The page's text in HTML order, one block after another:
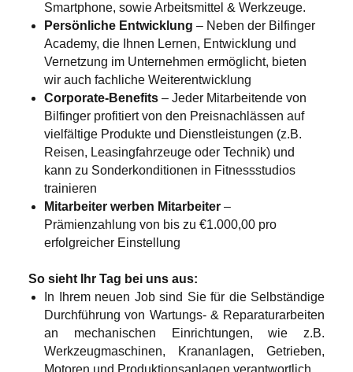
Smartphone, sowie Arbeitsmittel & Werkzeuge.
Persönliche Entwicklung – Neben der Bilfinger
Academy, die Ihnen Lernen, Entwicklung und
Vernetzung im Unternehmen ermöglicht, bieten
wir auch fachliche Weiterentwicklung
Corporate-Benefits – Jeder Mitarbeitende von
Bilfinger profitiert von den Preisnachlässen auf
vielfältige Produkte und Dienstleistungen (z.B.
Reisen, Leasingfahrzeuge oder Technik) und
kann zu Sonderkonditionen in Fitnessstudios
trainieren
Mitarbeiter werben Mitarbeiter –
Prämienzahlung von bis zu €1.000,00 pro
erfolgreicher Einstellung
So sieht Ihr Tag bei uns aus:
In Ihrem neuen Job sind Sie für die Selbständige
Durchführung von Wartungs- & Reparaturarbeiten
an mechanischen Einrichtungen, wie z.B.
Werkzeugmaschinen, Krananlagen, Getrieben,
Motoren und Produktionsanlagen verantwortlich